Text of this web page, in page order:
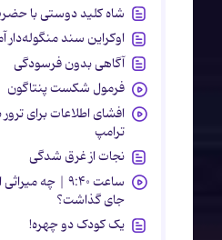
شاه کلید دوستی با
اوکراین سند منگوله‌دار
آگاهی بدون فرسودگی
فرمول شکست پنتاگون
افشای اطلاعات برای ترور
ترامپ
نجات از غرق شدگی
ساعت ۹:۴۰ | چه
جای گذاشت؟
یک کودک دو چهره!